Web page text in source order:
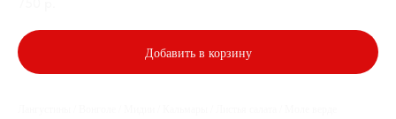
Добавить в корзину